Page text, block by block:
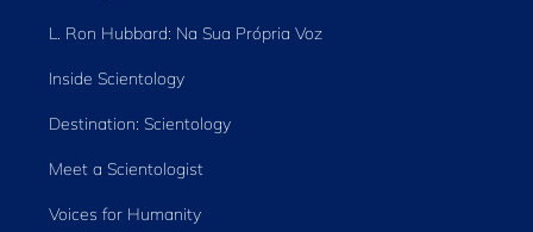
L. Ron Hubbard: Na Sua Própria Voz
Inside Scientology
Destination: Scientology
Meet a Scientologist
Voices for Humanity